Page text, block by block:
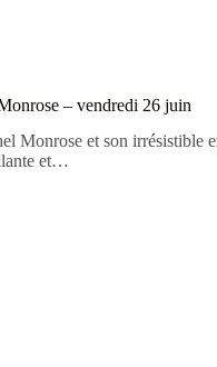
– vendredi 26 juin
Monrose et son irrésistible
et…